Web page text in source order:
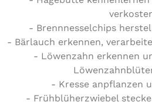
- Brennnesselchips
- Bärlauch erkennen,
- Löwenzahn erkennen
- Kresse anpflanzen
- Frühblüherzwiebel